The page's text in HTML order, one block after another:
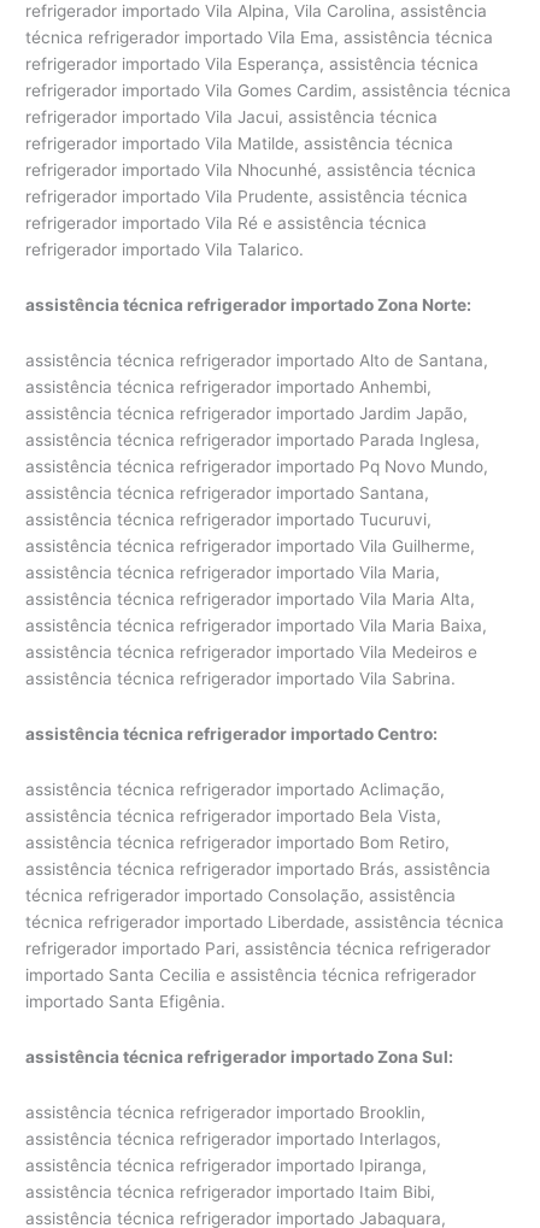
refrigerador importado Vila Alpina, Vila Carolina, assistência
técnica refrigerador importado Vila Ema, assistência técnica
refrigerador importado Vila Esperança, assistência técnica
refrigerador importado Vila Gomes Cardim, assistência técnica
refrigerador importado Vila Jacui, assistência técnica
refrigerador importado Vila Matilde, assistência técnica
refrigerador importado Vila Nhocunhé, assistência técnica
refrigerador importado Vila Prudente, assistência técnica
refrigerador importado Vila Ré e assistência técnica
refrigerador importado Vila Talarico.
assistência técnica refrigerador importado Zona Norte:
assistência técnica refrigerador importado Alto de Santana,
assistência técnica refrigerador importado Anhembi,
assistência técnica refrigerador importado Jardim Japão,
assistência técnica refrigerador importado Parada Inglesa,
assistência técnica refrigerador importado Pq Novo Mundo,
assistência técnica refrigerador importado Santana,
assistência técnica refrigerador importado Tucuruvi,
assistência técnica refrigerador importado Vila Guilherme,
assistência técnica refrigerador importado Vila Maria,
assistência técnica refrigerador importado Vila Maria Alta,
assistência técnica refrigerador importado Vila Maria Baixa,
assistência técnica refrigerador importado Vila Medeiros e
assistência técnica refrigerador importado Vila Sabrina.
assistência técnica refrigerador importado Centro:
assistência técnica refrigerador importado Aclimação,
assistência técnica refrigerador importado Bela Vista,
assistência técnica refrigerador importado Bom Retiro,
assistência técnica refrigerador importado Brás, assistência
técnica refrigerador importado Consolação, assistência
técnica refrigerador importado Liberdade, assistência técnica
refrigerador importado Pari, assistência técnica refrigerador
importado Santa Cecilia e assistência técnica refrigerador
importado Santa Efigênia.
assistência técnica refrigerador importado Zona Sul:
assistência técnica refrigerador importado Brooklin,
assistência técnica refrigerador importado Interlagos,
assistência técnica refrigerador importado Ipiranga,
assistência técnica refrigerador importado Itaim Bibi,
assistência técnica refrigerador importado Jabaquara,